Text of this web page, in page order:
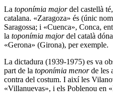
La toponímia majordel castellà
catalana. «Zaragoza» és (únic
Saragossa; i «Cuenca», Conca,
la toponímia majordel català
«Gerona» (Girona), per exemple.
La dictadura (1939-1975) es va
part de la toponímia menorde les
contra del costum. I així les
«Villanuevas», i els Poblenou en